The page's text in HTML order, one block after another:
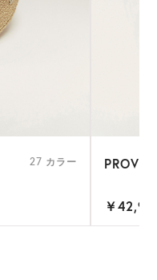
27 カラー
￥